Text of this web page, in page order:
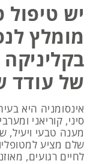
יש טיפול
מומלץ
של עודד
אינסומניה היא
סיני, קוריאני
מענה טבעי ויעיל,
שלם מציע
לחיים רגועים,